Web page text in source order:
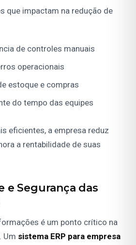
que impactam na redução de
de controles manuais
operacionais
estoque e compras
do tempo das equipes
eficientes, a empresa reduz
a rentabilidade de suas
e Segurança das
é um ponto crítico na
Um sistema ERP para empresa